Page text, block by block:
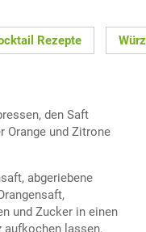
Rezepte
den Saft
Orange und Zitrone
abgeriebene
und Zucker in einen
aufkochen lassen.